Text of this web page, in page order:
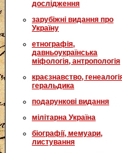
дослідження
зарубіжні видання про
Україну
етнографія,
давньоукраїнська
міфологія, антропологія
краєзнавство,
геральдика
подарункові видання
мілітарна Україна
біографії, мемуари,
листування